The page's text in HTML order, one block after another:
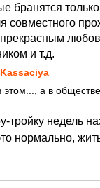
бранятся
совместного
прекрасным
и т.д.
Kassaciya
этом..., а в
тройку недель
нормально,